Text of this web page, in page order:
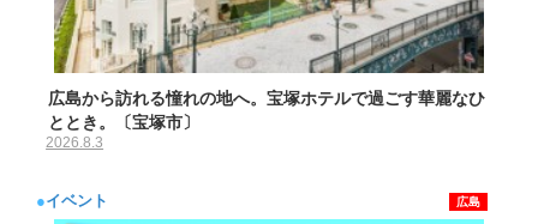
広島から訪れる憧れの地へ。宝塚ホテルで過ごす華麗なひ
ととき。〔宝塚市〕
2026.8.3
●イベント 広島